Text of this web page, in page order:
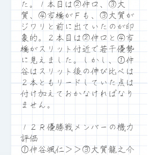
た。１本目は②仲口、③大
賀、④市橋がＦも、③大賀が
ジワリと前に出ていたのが印
象的。２本目は②仲口と④市
橋がスリット付近で若干優勢
に見えました。しかし、①仲
谷はスリット後の伸び比べは
２本ともリードしていた点は
付け加えておかなければなり
ません。
１２Ｒ優勝戦メンバーの機力
評価
①仲谷颯仁＞＞③大賀龍之介